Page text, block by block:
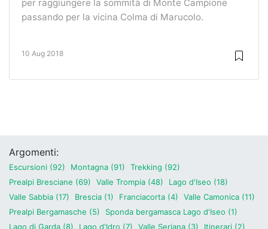
per raggiungere la sommità di Monte Campione
passando per la vicina Colma di Marucolo.
10 Aug 2018
Argomenti:
Escursioni (92) Montagna (91)
Trekking (92)
Prealpi Bresciane (69)
Valle Trompia (48)
Lago d'Iseo (18)
Valle Sabbia (17)
Brescia (1) Franciacorta (4)
Valle Camonica (11)
Prealpi Bergamasche (5)
Sponda bergamasca Lago d'Iseo (1)
Lago di Garda (8)
Lago d'Idro (7) Valle Seriana (3)
Itinerari (2)